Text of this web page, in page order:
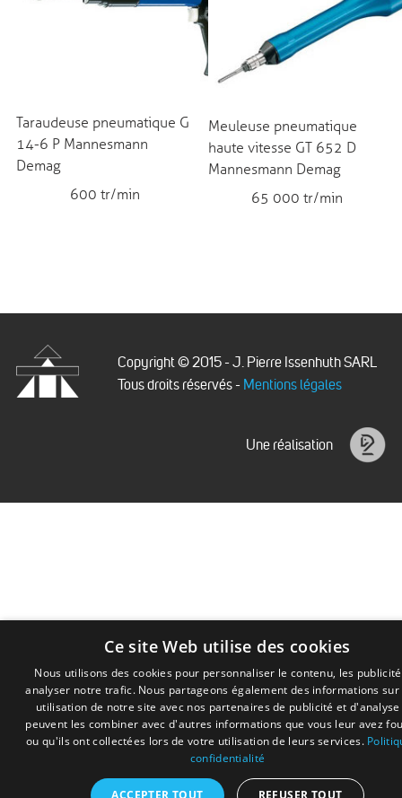
Taraudeuse pneumatique G
14-6 P Mannesmann
Demag
600 tr/min
Meuleuse pneumatique
haute vitesse GT 652 D
Mannesmann Demag
65 000 tr/min
Copyright © 2015 - J. Pierre Issenhuth SARL
Tous droits réservés - Mentions légales
Une réalisation
Ce site Web utilise des cookies
Nous utilisons des cookies pour personnaliser le contenu, les
analyser notre trafic. Nous partageons également des informations
utilisation de notre site avec nos partenaires de publicité et
peuvent les combiner avec d'autres informations que vous leur avez
ou qu'ils ont collectées lors de votre utilisation de leurs services.
confidentialité
ACCEPTER TOUT REFUSER TOUT
Ce site utilise des cookies permettant l’analyse et
de votre navigation. Aucune donnée personnelle n’est
En savoir plus ou s’opposer
Accepter